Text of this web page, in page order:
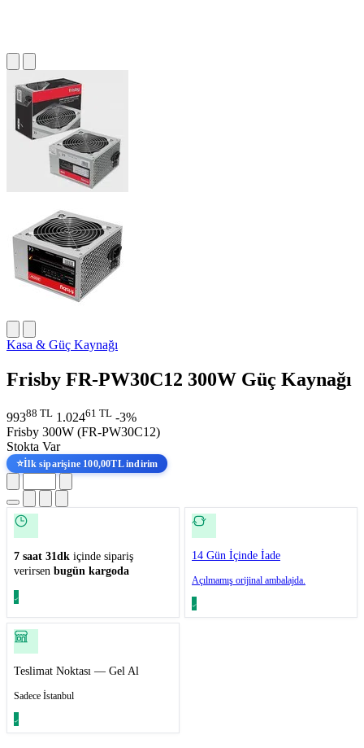
Kasa & Güç Kaynağı
Frisby FR-PW30C12 300W Güç Kaynağı
99388 TL 1.02461 TL -3%
Frisby 300W (FR-PW30C12)
Stokta Var
⭐İlk siparişine 100,00TL indirim
7 saat 31dk içinde sipariş
verirsen bugün kargoda
14 Gün İçinde İade
Açılmamış orijinal ambalajda.
Teslimat Noktası — Gel Al
Sadece İstanbul